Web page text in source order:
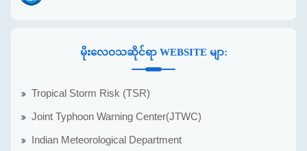
မိုးလေဝသဆိုင်ရာ WEBSITE မျာ:
Tropical Storm Risk (TSR)
Joint Typhoon Warning Center(JTWC)
Indian Meteorological Department